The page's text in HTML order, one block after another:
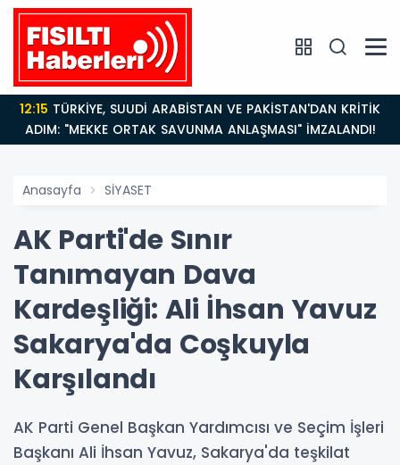
12:15
ADIM: "MEKKE ORTAK SAVUNMA ANLAŞMASI" İMZALANDI!
Anasayfa SİYASET
AK Parti'de Sınır
Tanımayan Dava
Kardeşliği: Ali İhsan Yavuz
Sakarya'da Coşkuyla
Karşılandı
AK Parti Genel Başkan Yardımcısı ve Seçim İşleri
Başkanı Ali İhsan Yavuz, Sakarya'da teşkilat